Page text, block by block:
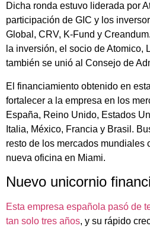
Dicha ronda estuvo liderada por
participación de GIC y los
Global, CRV, K-Fund y
la inversión, el socio de Atomico,
también se unió al Consejo de
El financiamiento obtenido en
fortalecer a la empresa en los
España, Reino Unido, Estados
Italia, México, Francia y Brasil.
resto de los mercados mundiales
nueva oficina en Miami.
Nuevo unicornio
Esta empresa española pasó de
tan solo tres años, y su rápido